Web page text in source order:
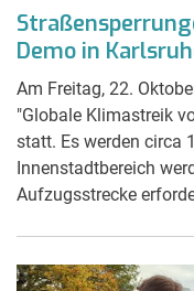
Demo in
Am Freitag, 22.
"Globale Klimastreik
statt. Es werden circa
Innenstadtbereich
Aufzugsstrecke